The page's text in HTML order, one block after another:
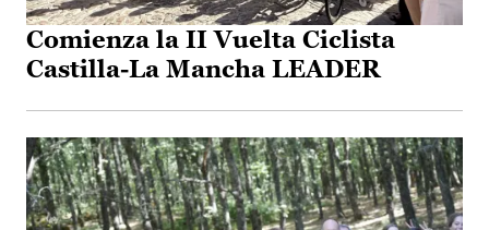
Comienza la II Vuelta Ciclista
Castilla-La Mancha LEADER